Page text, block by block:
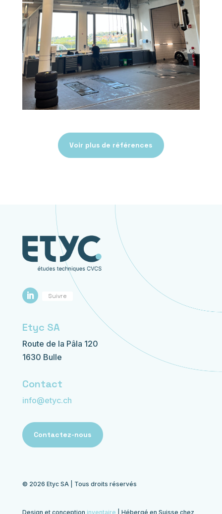
Voir plus de références
Suivre
Etyc SA
Route de la Pâla 120
1630 Bulle
Contact
info@etyc.ch
Contactez-nous
© 2026 Etyc SA | Tous droits réservés
Design et conception inventaire | Hébergé en Suisse chez